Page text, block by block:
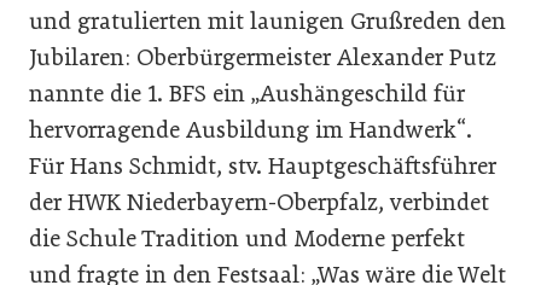
und gratulierten mit launigen Grußreden den
Jubilaren: Oberbürgermeister Alexander Putz
nannte die 1. BFS ein „Aushängeschild für
hervorragende Ausbildung im Handwerk“.
Für Hans Schmidt, stv. Hauptgeschäftsführer
der HWK Niederbayern-Oberpfalz, verbindet
die Schule Tradition und Moderne perfekt
und fragte in den Festsaal: „Was wäre die Welt